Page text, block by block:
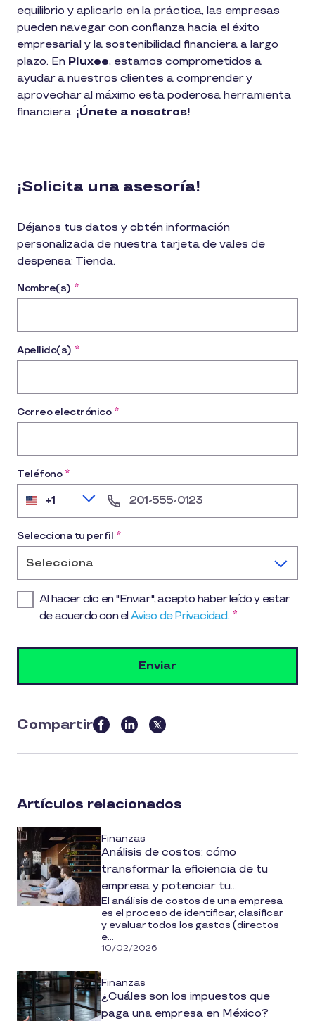
equilibrio y aplicarlo en la práctica, las empresas
pueden navegar con confianza hacia el éxito
empresarial y la sostenibilidad financiera a largo
plazo. En Pluxee, estamos comprometidos a
ayudar a nuestros clientes a comprender y
aprovechar al máximo esta poderosa herramienta
financiera. ¡Únete a nosotros!
¡Solicita una asesoría!
Déjanos tus datos y obtén información
personalizada de nuestra tarjeta de vales de
despensa: Tienda.
Nombre(s) *
Apellido(s) *
Correo electrónico *
Teléfono *
United
+1
Selecciona tu perfil *
Selecciona
Al hacer clic en "Enviar", acepto haber leído y estar
de acuerdo con elAviso de Privacidad. *
Compartir
this
article
media
Artículos relacionados
Finanzas
Análisis de costos: cómo
transformar la eficiencia de tu
empresa y potenciar tu
rentabilidad
El análisis de costos de una empresa
es el proceso de identificar, clasificar
y evaluar todos los gastos (directos
e...
10/02/2026
Finanzas
¿Cuáles son los impuestos que
paga una empresa en México?